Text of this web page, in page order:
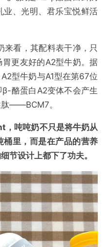
、光明、君乐宝悦鲜活
来看，其配料表干净，只
更友好的A2型牛奶。据
型牛奶与A1型在第67位
酪蛋白A2变体不会产生
肽——BCM7。
吨吨奶不只是将牛奶从
里，而是在产品的营养
节设计上都下了功夫。